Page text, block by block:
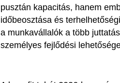
pusztán kapacitás, hanem
időbeosztása és
a munkavállalók a több
személyes fejlődési